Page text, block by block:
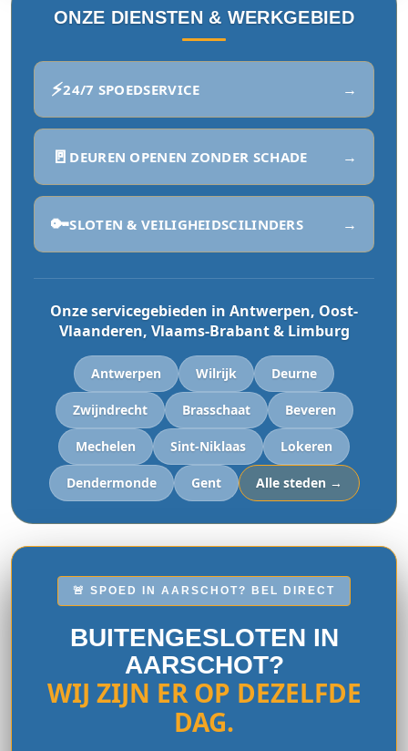
ONZE DIENSTEN & WERKGEBIED
⚡24/7 SPOEDSERVICE →
🚪 DEUREN OPENEN ZONDER SCHADE →
🔑SLOTEN & VEILIGHEIDSCILINDERS →
Onze servicegebieden in Antwerpen, Oost-
Vlaanderen, Vlaams-Brabant & Limburg
Antwerpen Wilrijk Deurne
Zwijndrecht Brasschaat Beveren
Mechelen Sint-Niklaas Lokeren
Dendermonde Gent Alle steden →
🚨 SPOED IN AARSCHOT? BEL DIRECT
BUITENGESLOTEN IN
AARSCHOT?
WIJ ZIJN ER OP DEZELFDE
DAG.